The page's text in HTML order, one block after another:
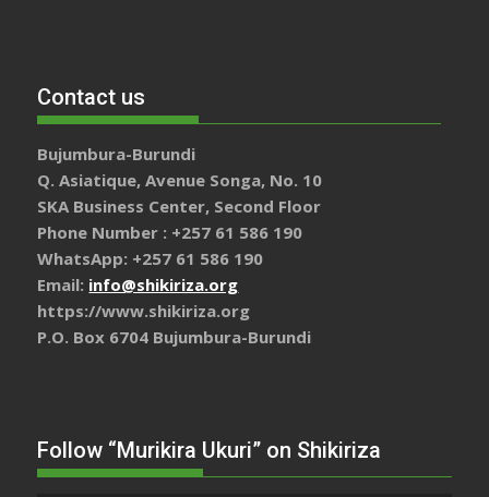
Contact us
Bujumbura-Burundi
Q. Asiatique, Avenue Songa, No. 10
SKA Business Center, Second Floor
Phone Number : +257 61 586 190
WhatsApp: +257 61 586 190
Email: info@shikiriza.org
https://www.shikiriza.org
P.O. Box 6704 Bujumbura-Burundi
Follow “Murikira Ukuri” on Shikiriza